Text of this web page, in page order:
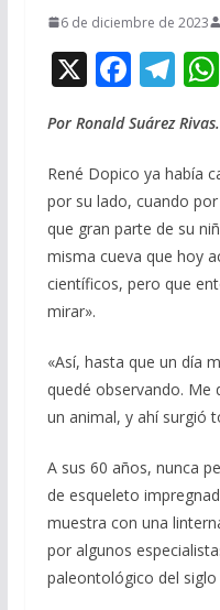
6 de diciembre de 2023
X F
ac
e
b
o
o
k
T
el
e
gr
a
m
Por Ronald Suárez Rivas.
René Dopico ya había
por su lado, cuando
que gran parte de su
misma cueva que hoy
científicos, pero que
mirar».
«Así, hasta que un día
quedé observando. Me
un animal, y ahí surgió
A sus 60 años, nunca
de esqueleto
muestra con una
por algunos
paleontológico del siglo